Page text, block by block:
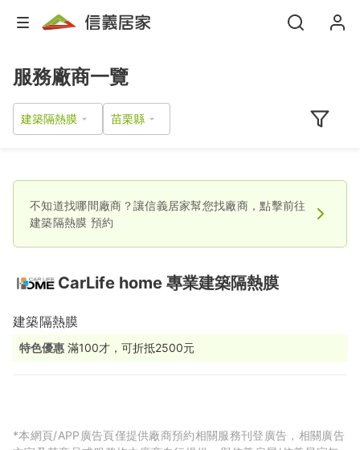
服務廠商一覽
建築隔熱膜
不知道找哪間廠商？讓信義居家幫您找廠商，點擊前往
建築隔熱膜 預約
CarLife home 專業建築隔熱膜
建築隔熱膜
特色優惠 滿100才，可折抵2500元
*本網頁/APP廣告頁僅提供廠商預約相關服務刊登廣告，相關廣告